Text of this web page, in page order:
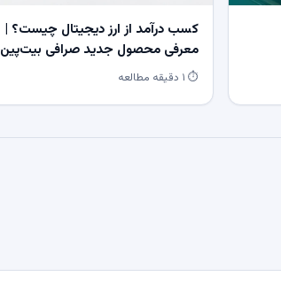
کسب درآمد از ارز دیجیتال چیست؟ |
معرفی محصول جدید صرافی بیت‌پین
⏱ ۱ دقیقه مطالعه